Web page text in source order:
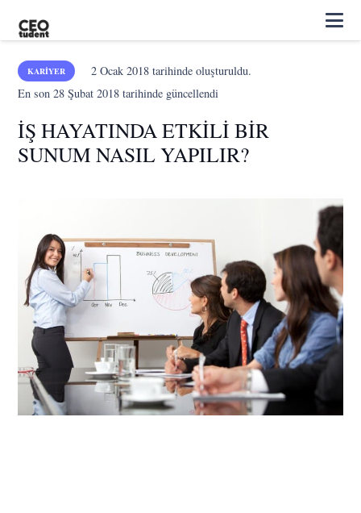
KARIYER 2 Ocak 2018tarihinde oluşturuldu.
En son28 Şubat 2018 tarihinde güncellendi
İŞ HAYATINDA ETKİLİ BİR
SUNUM NASIL YAPILIR?